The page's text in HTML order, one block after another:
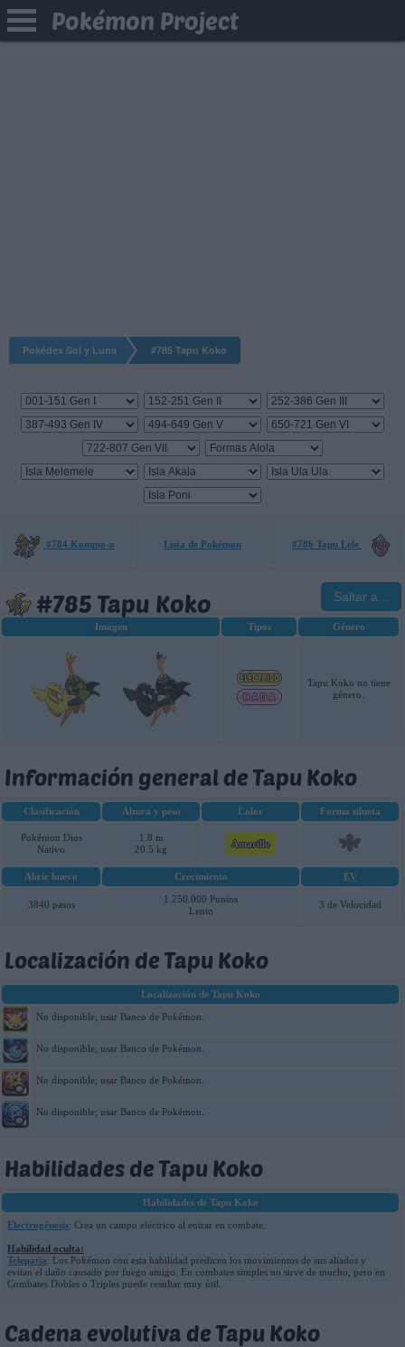
Pokémon Project
Pokédex Sol y Luna #785 Tapu Koko
#784 Kommo-o Lista de Pokémon #786 Tapu Lele
#785 Tapu Koko Saltar a...
Imagen Tipos Género
Tapu Koko no tiene
género.
Información general de Tapu Koko
Clasificación Altura y peso Color Forma silueta
Pokémon Dios
Nativo
1.8 m
20.5 kg
Amarillo
Abrir huevo Crecimiento EV
3840 pasos
1.250.000 Puntos
Lento
3 de Velocidad
Localización de Tapu Koko
Localización de Tapu Koko
No disponible; usar Banco de Pokémon.
No disponible; usar Banco de Pokémon.
No disponible; usar Banco de Pokémon.
No disponible; usar Banco de Pokémon.
Habilidades de Tapu Koko
Habilidades de Tapu Koko
Electrogénesis: Crea un campo eléctrico al entrar en combate.
Habilidad oculta:
Telepatía: Los Pokémon con esta habilidad predicen los movimientos de sus aliados y
evitan el daño causado por fuego amigo. En combates simples no sirve de mucho, pero en
Combates Dobles o Triples puede resultar muy útil.
Cadena evolutiva de Tapu Koko